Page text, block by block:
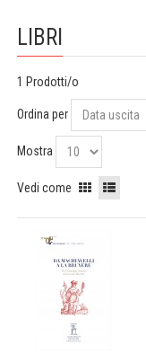
LIBRI
1 Prodotti/o
Ordina per
Mostra
Vedi come